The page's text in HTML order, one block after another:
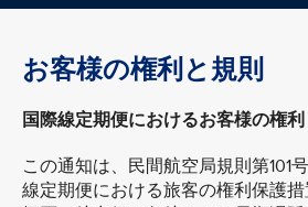
お客様の権利と規則
国際線定期便におけるお客様の権利
この通知は、民間航空局規則第101
線定期便における旅客の権利保護